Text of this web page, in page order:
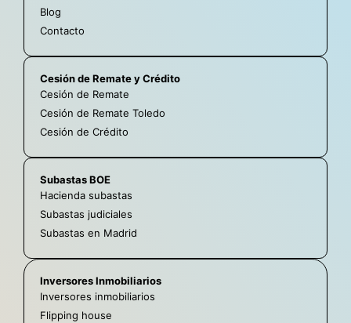
Blog
Contacto
Cesión de Remate y Crédito
Cesión de Remate
Cesión de Remate Toledo
Cesión de Crédito
Subastas BOE
Hacienda subastas
Subastas judiciales
Subastas en Madrid
Inversores Inmobiliarios
Inversores inmobiliarios
Flipping house